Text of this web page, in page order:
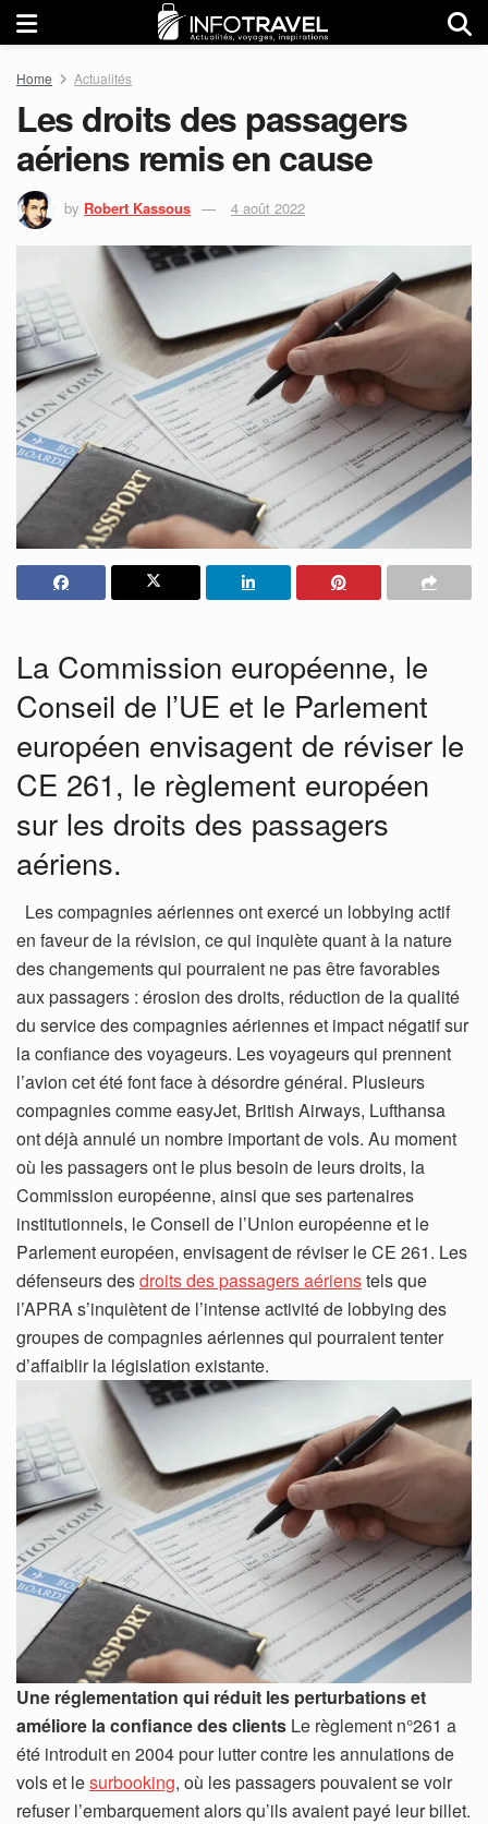
Home Actualités
Les droits des passagers
aériens remis en cause
by Robert Kassous 4 août 2022
La Commission européenne, le
Conseil de l’UE et le Parlement
européen envisagent de réviser le
CE 261, le règlement européen
sur les droits des passagers
aériens.
Les compagnies aériennes ont exercé un lobbying actif
en faveur de la révision, ce qui inquiète quant à la nature
des changements qui pourraient ne pas être favorables
aux passagers : érosion des droits, réduction de la qualité
du service des compagnies aériennes et impact négatif sur
la confiance des voyageurs. Les voyageurs qui prennent
l’avion cet été font face à désordre général. Plusieurs
compagnies comme easyJet, British Airways, Lufthansa
ont déjà annulé un nombre important de vols. Au moment
où les passagers ont le plus besoin de leurs droits, la
Commission européenne, ainsi que ses partenaires
institutionnels, le Conseil de l’Union européenne et le
Parlement européen, envisagent de réviser le CE 261. Les
défenseurs desdroits des passagers aérienstels que
l’APRA s’inquiètent de l’intense activité de lobbying des
groupes de compagnies aériennes qui pourraient tenter
d’affaiblir la législation existante.
Une réglementation qui réduit les perturbations et
améliore la confiance des clients Le règlement n°261 a
été introduit en 2004 pour lutter contre les annulations de
vols et lesurbooking, où les passagers pouvaient se voir
refuser l’embarquement alors qu’ils avaient payé leur billet.